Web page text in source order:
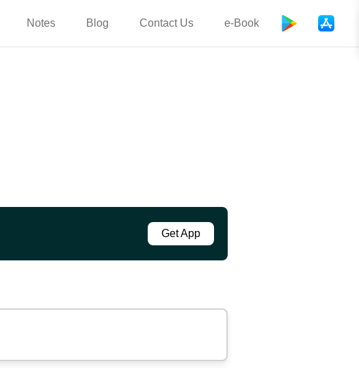
Notes Blog Contact Us e-Book
Get App